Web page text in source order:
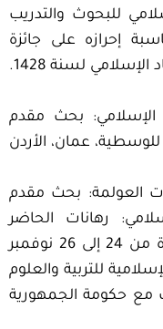
للبحوث والتدريب
إحرازه على جائزة
البنك الإسلامي للتنمية للاقتصاد الإسلامي لسنة 1428.
بحث مقدم
للوسطية، عمان، الأردن
العولمة: بحث مقدم
رهانات الحاضر
وتحديات المستقبل» في الفترة من 24 إلى 26 نوفمبر
للتربية والعلوم
مع حكومة الجمهورية